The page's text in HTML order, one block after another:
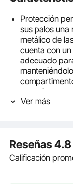
Protección
sus palos una
metálico de
cuenta con
adecuado
esponja
causen
desgarros.
con pintura de
Ver más
Reseñas4.8
Calificación